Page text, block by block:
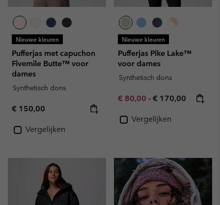
Nieuwe kleuren
Pufferjas met capuchon
Fivemile Butte™ voor
dames
Synthetisch dons
Regular price:
€ 150,00
Vergelijken
Nieuwe kleuren
Pufferjas Pike Lake™
voor dames
Synthetisch dons
Minimum sale price:
€ 80,00 - Maximum price:
€ 170,00
Vergelijken